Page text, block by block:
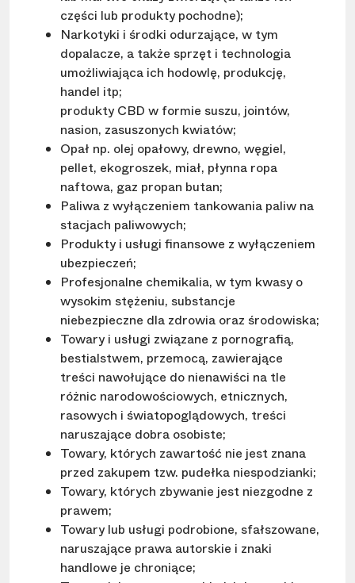
części lub produkty pochodne);
Narkotyki i środki odurzające, w tym
dopalacze, a także sprzęt i technologia
umożliwiająca ich hodowlę, produkcję,
handel itp;
produkty CBD w formie suszu, jointów,
nasion, zasuszonych kwiatów;
Opał np. olej opałowy, drewno, węgiel,
pellet, ekogroszek, miał, płynna ropa
naftowa, gaz propan butan;
Paliwa z wyłączeniem tankowania paliw na
stacjach paliwowych;
Produkty i usługi finansowe z wyłączeniem
ubezpieczeń;
Profesjonalne chemikalia, w tym kwasy o
wysokim stężeniu, substancje
niebezpieczne dla zdrowia oraz środowiska;
Towary i usługi związane z pornografią,
bestialstwem, przemocą, zawierające
treści nawołujące do nienawiści na tle
różnic narodowościowych, etnicznych,
rasowych i światopoglądowych, treści
naruszające dobra osobiste;
Towary, których zawartość nie jest znana
przed zakupem tzw. pudełka niespodzianki;
Towary, których zbywanie jest niezgodne z
prawem;
Towary lub usługi podrobione, sfałszowane,
naruszające prawa autorskie i znaki
handlowe je chroniące;